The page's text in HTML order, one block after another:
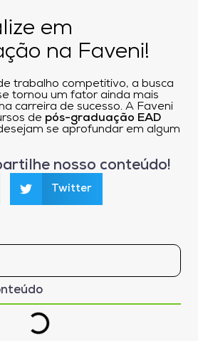
em
na Faveni!
trabalho competitivo, a busca
tornou um fator ainda mais
carreira de sucesso. A Faveni
de pós-graduação EAD
se aprofundar em algum
nosso conteúdo!
Twitter